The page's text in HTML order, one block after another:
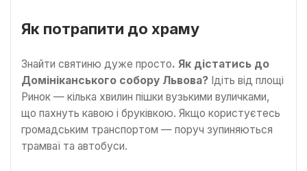
Як потрапити до храму
Знайти святиню дуже просто. Як дістатись до
Домініканського собору Львова? Ідіть від площі
Ринок — кілька хвилин пішки вузькими вуличками,
що пахнуть кавою і бруківкою. Якщо користуєтесь
громадським транспортом — поруч зупиняються
трамваї та автобуси.